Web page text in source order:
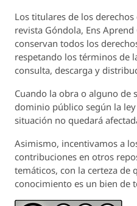
Los titulares de los
revista Góndola, Ens Aprend
conservan todos los
respetando los términos de
consulta, descarga y
Cuando la obra o alguno de
dominio público según la
situación no quedará
Asimismo, incentivamos a
contribuciones en otros
temáticos, con la certeza de
conocimiento es un bien de